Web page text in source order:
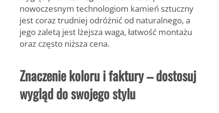
nowoczesnym technologiom kamień sztuczny
jest coraz trudniej odróżnić od naturalnego, a
jego zaletą jest lżejsza waga, łatwość montażu
oraz często niższa cena.
Znaczenie koloru i faktury – dostosuj
wygląd do swojego stylu